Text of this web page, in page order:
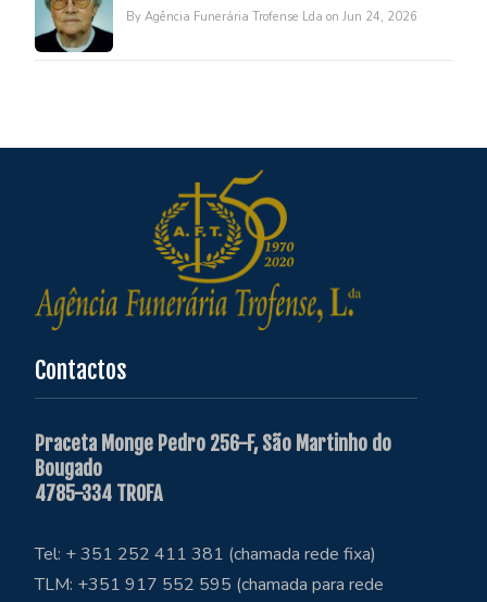
By Agência Funerária Trofense Lda on Jun 24, 2026
Contactos
Praceta Monge Pedro 256-F, São Martinho do
Bougado
4785-334 TROFA
Tel: + 351 252 411 381 (chamada rede fixa)
TLM: +351 917 552 595 (chamada para rede